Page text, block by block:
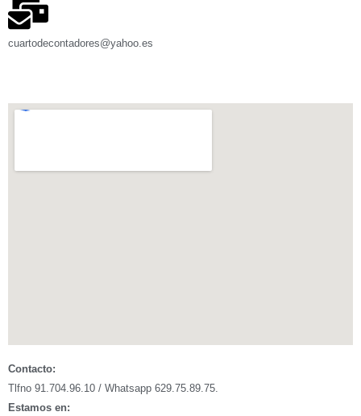
cuartodecontadores@yahoo.es
Contacto:
Tlfno 91.704.96.10 / Whatsapp 629.75.89.75.
Estamos en: